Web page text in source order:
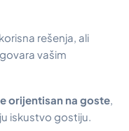
rešenja, ali
vašim
orijentisan na goste
iskustvo gostiju.